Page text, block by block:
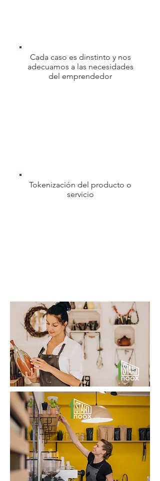
Cada caso es dinstinto y nos
adecuamos a las necesidades
del emprendedor
Tokenización del producto o
servicio